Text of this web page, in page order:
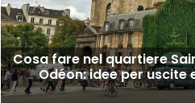
Cosa fare nel quartiere
Odéon: idee per uscite